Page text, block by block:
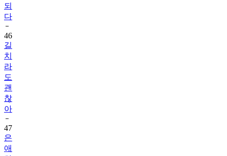
되
다
46
길
치
라
도
괜
찮
아
47
은
애